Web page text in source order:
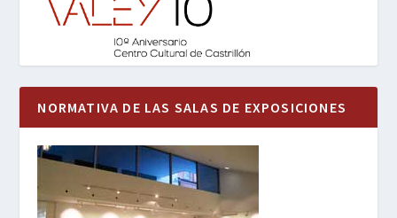
NORMATIVA DE LAS SALAS DE EXPOSICIONES